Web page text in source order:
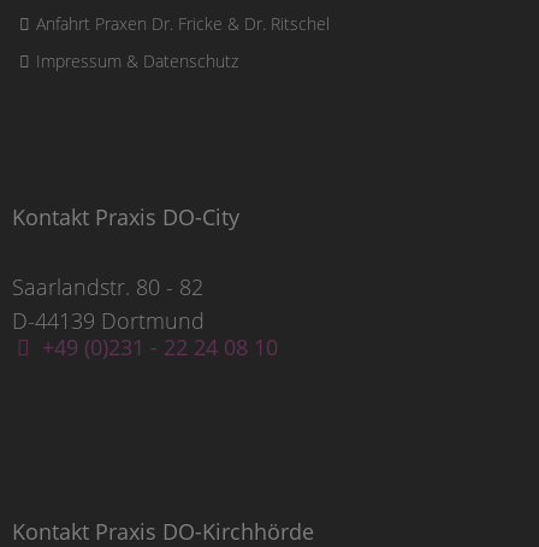
Anfahrt Praxen Dr. Fricke & Dr. Ritschel
Impressum & Datenschutz
Kontakt Praxis DO-City
Saarlandstr. 80 - 82
D-44139 Dortmund
+49 (0)231 - 22 24 08 10
Kontakt Praxis DO-Kirchhörde